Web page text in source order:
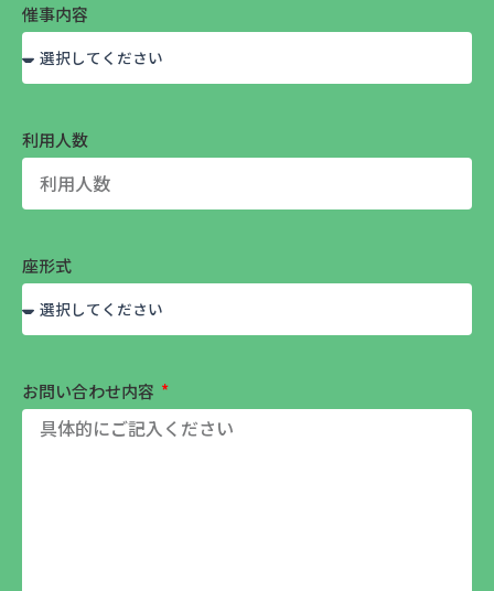
催事内容
利用人数
座形式
お問い合わせ内容